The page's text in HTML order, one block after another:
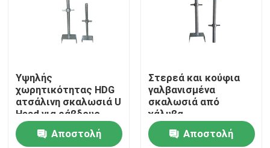
Σπίτι
Προϊόντα
Υψηλής
χωρητικότητας HDG
ατσάλινη σκαλωσιά U
Head για ράβδους
χρονομέτρου
Αποστολή
Στερεά και κούφια
γαλβανισμένα
σκαλωσιά από
χάλυβα
Αποστολή